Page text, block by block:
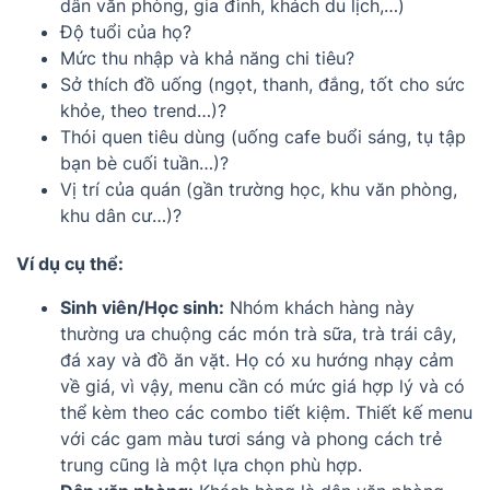
dân văn phòng, gia đình, khách du lịch,…)
Độ tuổi của họ?
Mức thu nhập và khả năng chi tiêu?
Sở thích đồ uống (ngọt, thanh, đắng, tốt cho sức
khỏe, theo trend…)?
Thói quen tiêu dùng (uống cafe buổi sáng, tụ tập
bạn bè cuối tuần…)?
Vị trí của quán (gần trường học, khu văn phòng,
khu dân cư…)?
Ví dụ cụ thể:
Sinh viên/Học sinh: Nhóm khách hàng này
thường ưa chuộng các món trà sữa, trà trái cây,
đá xay và đồ ăn vặt. Họ có xu hướng nhạy cảm
về giá, vì vậy, menu cần có mức giá hợp lý và có
thể kèm theo các combo tiết kiệm. Thiết kế menu
với các gam màu tươi sáng và phong cách trẻ
trung cũng là một lựa chọn phù hợp.